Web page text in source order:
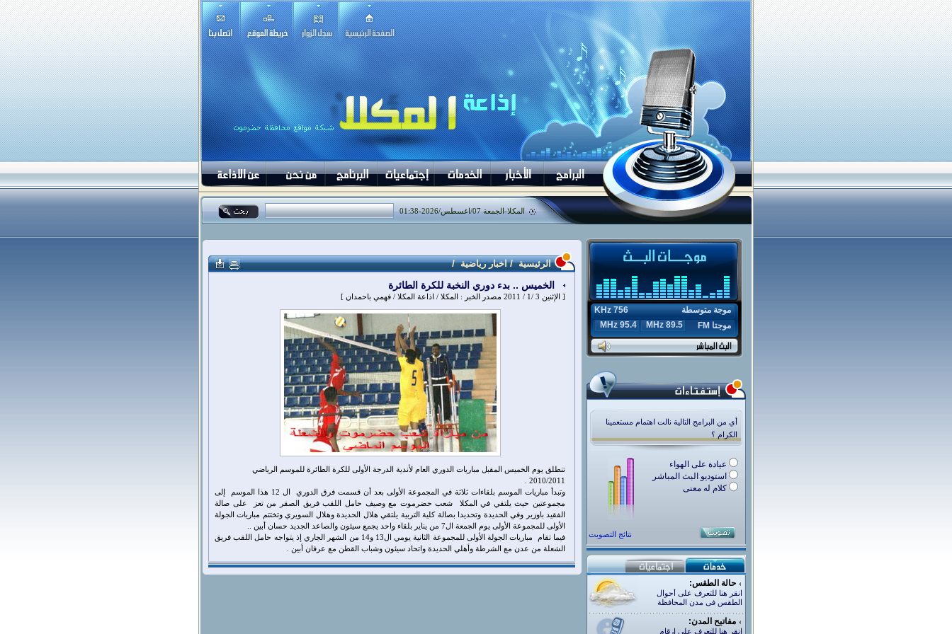
المكلا-الجمعة 07/اغسطس/2026 -
01:38
موجة متوسطة
756 KHz
موجتا FM
95.4 MHz 89.5 MHz
أي من البرامج التالية نالت اهتمام مستعمينا
الكرام ؟
عيادة على الهواء
استوديو البث المباشر
كلام له معنى
نتائج التصويت
حالة الطقس:
انقر هنا للتعرف على أحوال
الطقس فى مدن المحافظة
مفاتيح المدن:
انقر هنا للتعرف على ارقام
الرئيسية/اخبار رياضية/
الخميس .. بدء دوري النخبة للكرة الطائرة
[ الإثنين 3 /1 / 2011 مصدر الخبر : المكلا / اذاعة المكلا / فهمي باحمدان ]
تنطلق يوم الخميس المقبل مباريات الدوري العام لأندية الدرجة الأولى للكرة الطائرة للموسم الرياضي
2010/2011 .
وتبدأ مباريات الموسم بلقاءات ثلاثة في المجموعة الأولى بعد أن قسمت فرق الدوري ال 12 هذا الموسم إلى
مجموعتين حيث يلتقي في المكلا شعب حضرموت مع وصيف حامل اللقب فريق الصقر من تعز على صالة
الفقيد باوزير وفي الحديدة وتحديدا بصالة كلية التربية يلتقي هلال الحديدة وهلال السويري وتختتم مباريات الجولة
الأولى للمجموعة الأولى يوم الجمعة ال7 من يناير بلقاء واحد يجمع سيئون والصاعد الجديد حسان أبين ..
فيما تقام مباريات الجولة الأولى للمجموعة الثانية يومي ال13 و14 من الشهر الجاري إذ يتواجه حامل اللقب فريق
الشعلة من عدن مع الشرطة وأهلي الحديدة واتحاد سيئون وشباب القطن مع عرفان أبين .